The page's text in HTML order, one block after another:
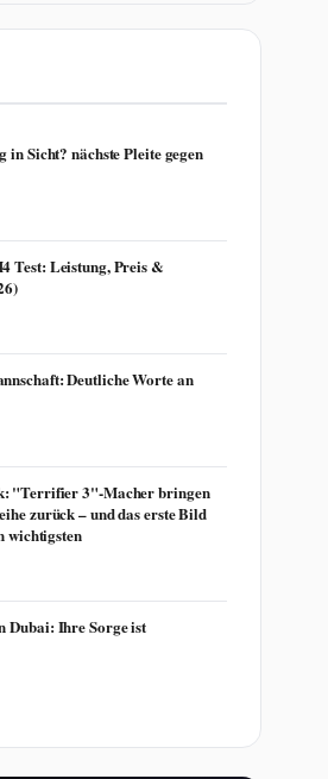
in Sicht? nächste Pleite gegen
Test: Leistung, Preis &
Deutliche Worte an
"Terrifier 3"-Macher bringen
zurück – und das erste Bild
wichtigsten
Dubai: Ihre Sorge ist